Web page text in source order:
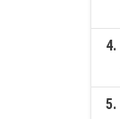
4.
5.